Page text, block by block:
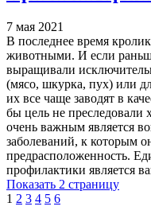
7 мая 2021
В последнее время
животными. И если
выращивали
(мясо, шкурка, пух) или
их все чаще заводят в
бы цель не преследовали
очень важным является
заболеваний, к которым
предрасположенность.
профилактики является
Показать 2 страницу
1 2 3 4 5 6